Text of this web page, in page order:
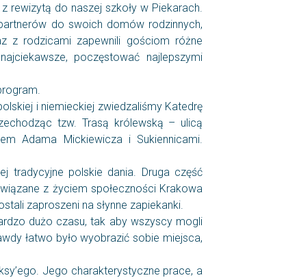
rewizytą do naszej szkoły w Piekarach.
do swoich domów rodzinnych,
z rodzicami zapewnili gościom różne
poczęstować najlepszymi
i niemieckiej zwiedzaliśmy Katedrę
tzw. Trasą królewską – ulicą
Adama Mickiewicza i Sukiennicami.
tradycyjne polskie dania. Druga część
z życiem społeczności Krakowa
zaproszeni na słynne zapiekanki.
dużo czasu, tak aby wszyscy mogli
łatwo było wyobrazić sobie miejsca,
Jego charakterystyczne prace, a